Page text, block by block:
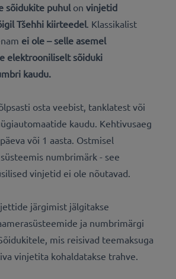
sõidukite puhul on vinjetid
Tšehhi kiirteedel . Klassikalist
ei ole – selle asemel
elektrooniliselt sõiduki
kaudu.
osta veebist, tanklatest või
kaudu. Kehtivusaeg
või 1 aasta. Ostmisel
numbrimärk - see
vinjetid ei ole nõutavad.
järgimist jälgitakse
ja numbrimärgi
mis reisivad teemaksuga
vinjetita kohaldatakse trahve.